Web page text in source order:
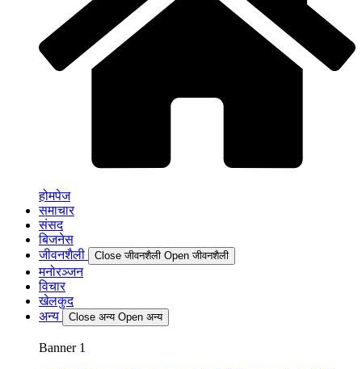
होमपेज
समाचार
संसद
बिजनेस
जीवनशैली
Close जीवनशैली Open जीवनशैली
मनोरञ्जन
विचार
खेलकुद
अन्य
Close अन्य Open अन्य
Banner 1